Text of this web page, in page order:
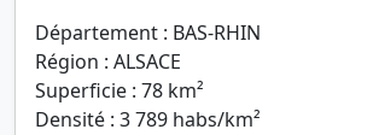
Département : BAS-RHIN
Région : ALSACE
Superficie : 78 km²
Densité : 3 789 habs/km²